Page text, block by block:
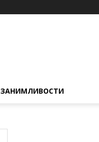
ЗАНИМЛИВОСТИ